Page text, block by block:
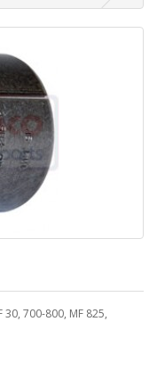
30, 700-800, MF 825,